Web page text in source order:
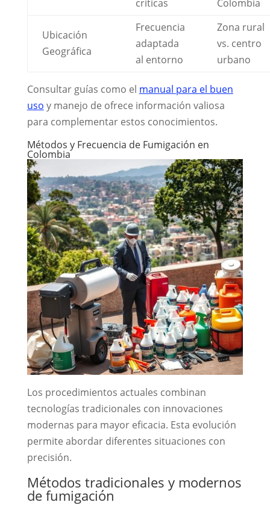
críticas Colombia
Ubicación
Geográfica
Frecuencia
adaptada
al entorno
Zona rural
vs. centro
urbano
Consultar guías como el manual para el buen
uso y manejo de ofrece información valiosa
para complementar estos conocimientos.
Métodos y Frecuencia de Fumigación en
Colombia
Los procedimientos actuales combinan
tecnologías tradicionales con innovaciones
modernas para mayor eficacia. Esta evolución
permite abordar diferentes situaciones con
precisión.
Métodos tradicionales y modernos
de fumigación